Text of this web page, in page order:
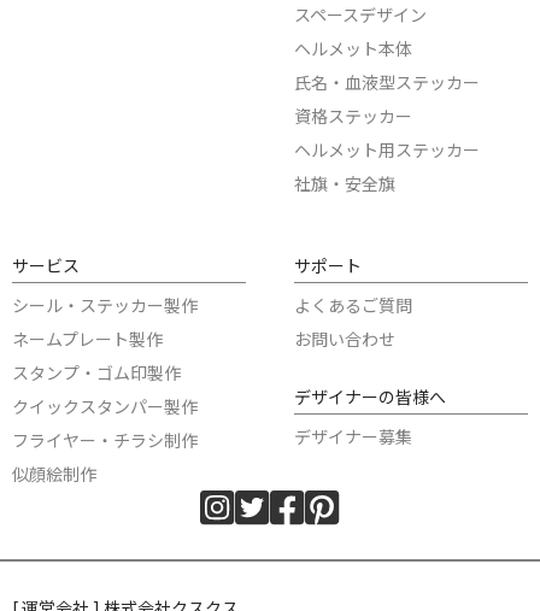
スペースデザイン
ヘルメット本体
氏名・血液型ステッカー
資格ステッカー
ヘルメット用ステッカー
社旗・安全旗
サービス
シール・ステッカー製作
ネームプレート製作
スタンプ・ゴム印製作
クイックスタンパー製作
フライヤー・チラシ制作
似顔絵制作
サポート
よくあるご質問
お問い合わせ
デザイナーの皆様へ
デザイナー募集